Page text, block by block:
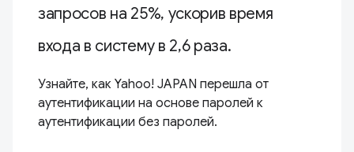
запросов на 25%, ускорив время
входа в систему в 2,6 раза.
Узнайте, как Yahoo! JAPAN перешла от
аутентификации на основе паролей к
аутентификации без паролей.